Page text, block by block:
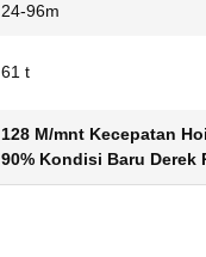
24-96m
61 t
128 M/mnt Kecepatan
90% Kondisi Baru Derek